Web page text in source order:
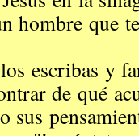
hombre que
escribas y
de qué
sus